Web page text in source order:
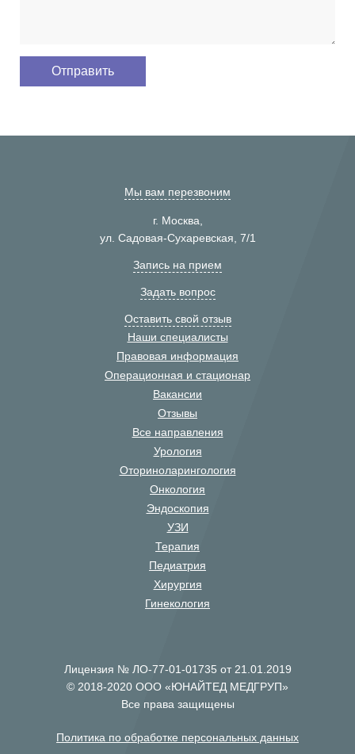
Мы вам перезвоним
г. Москва,
ул. Садовая-Сухаревская, 7/1
Запись на прием
Задать вопрос
Оставить свой отзыв
Наши специалисты
Правовая информация
Операционная и стационар
Вакансии
Отзывы
Все направления
Урология
Оториноларингология
Онкология
Эндоскопия
УЗИ
Терапия
Педиатрия
Хирургия
Гинекология
Лицензия № ЛО-77-01-01735 от 21.01.2019
© 2018-2020 ООО «ЮНАЙТЕД МЕДГРУП»
Все права защищены
Политика по обработке персональных данных